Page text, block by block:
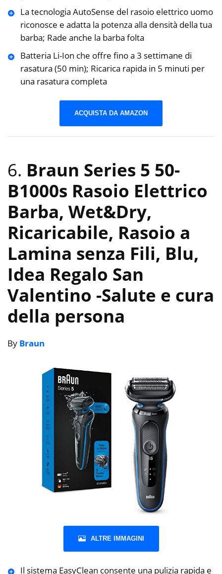
La tecnologia AutoSense del rasoio elettrico uomo
riconosce e adatta la potenza alla densità della tua
barba; Rade anche la barba folta
Batteria Li-Ion che offre fino a 3 settimane di
rasatura (50 min); Ricarica rapida in 5 minuti per
una rasatura completa
ACQUISTA DA AMAZON
6. Braun Series 5 50-
B1000s Rasoio Elettrico
Barba, Wet&Dry,
Ricaricabile, Rasoio a
Lamina senza Fili, Blu,
Idea Regalo San
Valentino -Salute e cura
della persona
By Braun
ALTRE IMMAGINI
Il sistema EasyClean consente una pulizia rapida e